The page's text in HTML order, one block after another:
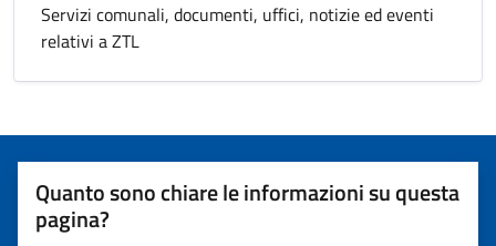
Servizi comunali, documenti, uffici, notizie ed eventi
relativi a ZTL
Quanto sono chiare le informazioni su questa
pagina?